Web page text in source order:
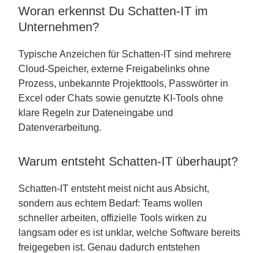
Woran erkennst Du Schatten-IT im
Unternehmen?
Typische Anzeichen für Schatten-IT sind mehrere
Cloud-Speicher, externe Freigabelinks ohne
Prozess, unbekannte Projekttools, Passwörter in
Excel oder Chats sowie genutzte KI-Tools ohne
klare Regeln zur Dateneingabe und
Datenverarbeitung.
Warum entsteht Schatten-IT überhaupt?
Schatten-IT entsteht meist nicht aus Absicht,
sondern aus echtem Bedarf: Teams wollen
schneller arbeiten, offizielle Tools wirken zu
langsam oder es ist unklar, welche Software bereits
freigegeben ist. Genau dadurch entstehen